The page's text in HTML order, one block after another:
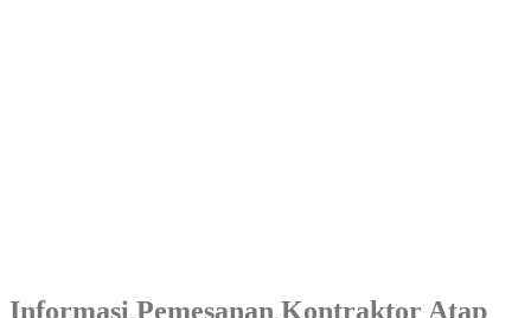
Informasi Pemesanan Kontraktor Atap